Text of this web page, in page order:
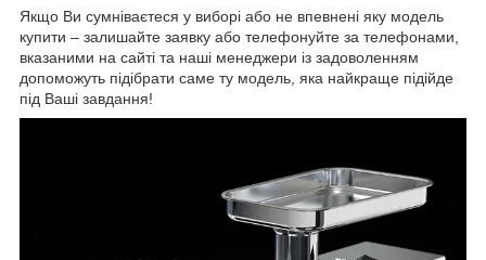
Якщо Ви сумніваєтеся у виборі або не впевнені яку модель
купити – залишайте заявку або телефонуйте за телефонами,
вказаними на сайті та наші менеджери із задоволенням
допоможуть підібрати саме ту модель, яка найкраще підійде
під Ваші завдання!